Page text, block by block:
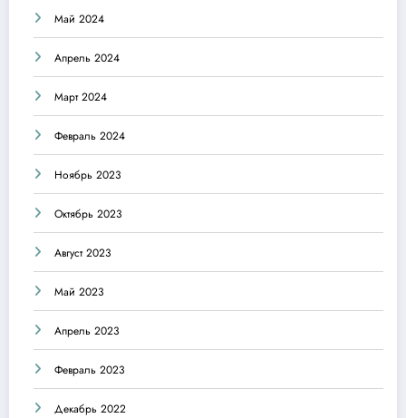
Май 2024
Апрель 2024
Март 2024
Февраль 2024
Ноябрь 2023
Октябрь 2023
Август 2023
Май 2023
Апрель 2023
Февраль 2023
Декабрь 2022